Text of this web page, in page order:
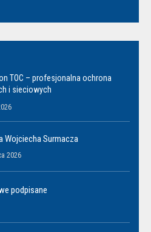
TOC – profesjonalna ochrona
i sieciowych
Wojciecha Surmacza
2026
podpisane